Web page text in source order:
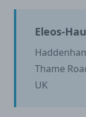
Eleos-
Thame
UK